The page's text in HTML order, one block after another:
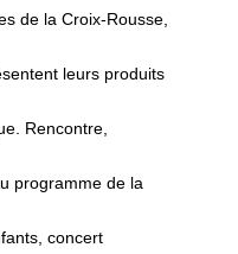
de la Croix-Rousse,
leurs produits
Rencontre,
programme de la
concert